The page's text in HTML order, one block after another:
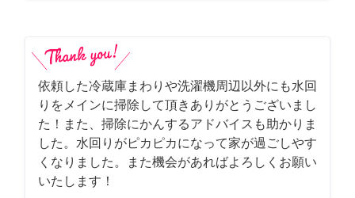
依頼した冷蔵庫まわりや洗濯機周辺以外にも水回
りをメインに掃除して頂きありがとうございまし
た！また、掃除にかんするアドバイスも助かりま
した。水回りがピカピカになって家が過ごしやす
くなりました。また機会があればよろしくお願い
いたします！